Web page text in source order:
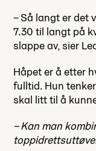
– Så langt er det
7.30 til langt på
slappe av, sier
Håpet er å etter
fulltid. Hun
skal litt til å
– Kan man